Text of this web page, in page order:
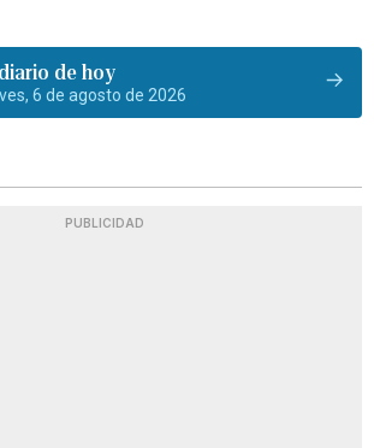
de hoy
6 de agosto de 2026
PUBLICIDAD